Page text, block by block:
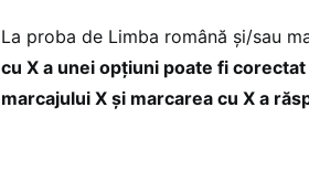
La proba de Limba română şi/sau
cu X a unei opţiuni poate fi
marcajului X şi marcarea cu X a